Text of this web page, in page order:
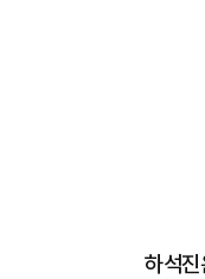
하석진